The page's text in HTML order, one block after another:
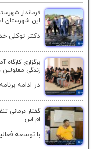
فرماندار
این شهرستان
دکتر توکلی
برگزاری
زندگی
در ادامه
گفتار درمانی
ام اس
با توسعه